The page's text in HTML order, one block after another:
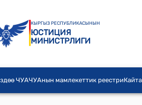
КЫРГЫЗ РЕСПУБЛИКАСЫНЫН
ЮСТИЦИЯ
МИНИСТРЛИГИ
ЧУАЧУАнын мамлекеттик реестри